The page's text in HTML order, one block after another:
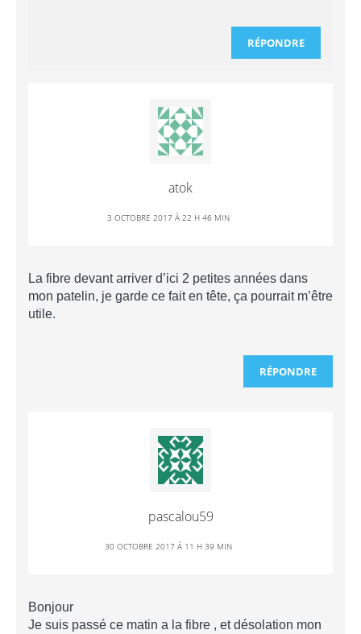
RÉPONDRE
atok
3 OCTOBRE 2017 Á 22 H 46 MIN
La fibre devant arriver d’ici 2 petites années dans
mon patelin, je garde ce fait en tête, ça pourrait m’être
utile.
RÉPONDRE
pascalou59
30 OCTOBRE 2017 Á 11 H 39 MIN
Bonjour
Je suis passé ce matin a la fibre , et désolation mon